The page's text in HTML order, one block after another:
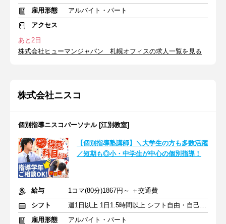
雇用形態
アルバイト・パート
アクセス
あと2日
株式会社ヒューマンジャパン 札幌オフィスの求人一覧を見る
株式会社ニスコ
個別指導ニスコパーソナル [江別教室]
【個別指導塾講師】＼大学生の方も多数活躍
／短期も◎小・中学生が中心の個別指導！
給与
1コマ(80分)1867円～ ＋交通費
シフト
週1日以上 1日1.5時間以上 シフト自由・自己申告
雇用形態
アルバイト・パート